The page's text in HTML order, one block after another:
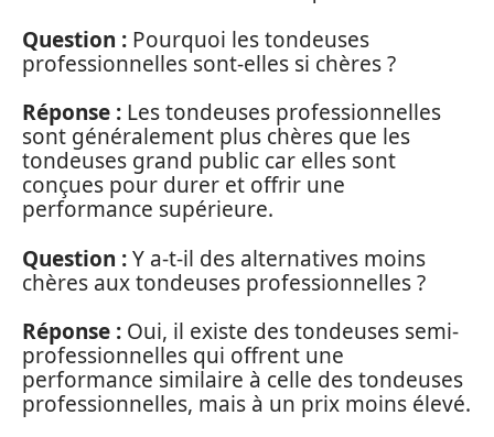
Question : Pourquoi les tondeuses
professionnelles sont-elles si chères ?
Réponse : Les tondeuses professionnelles
sont généralement plus chères que les
tondeuses grand public car elles sont
conçues pour durer et offrir une
performance supérieure.
Question :Y a-t-il des alternatives moins
chères aux tondeuses professionnelles ?
Réponse : Oui, il existe des tondeuses semi-
professionnelles qui offrent une
performance similaire à celle des tondeuses
professionnelles, mais à un prix moins élevé.